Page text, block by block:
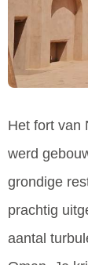
Het fort van
werd
grondige
prachtig
aantal